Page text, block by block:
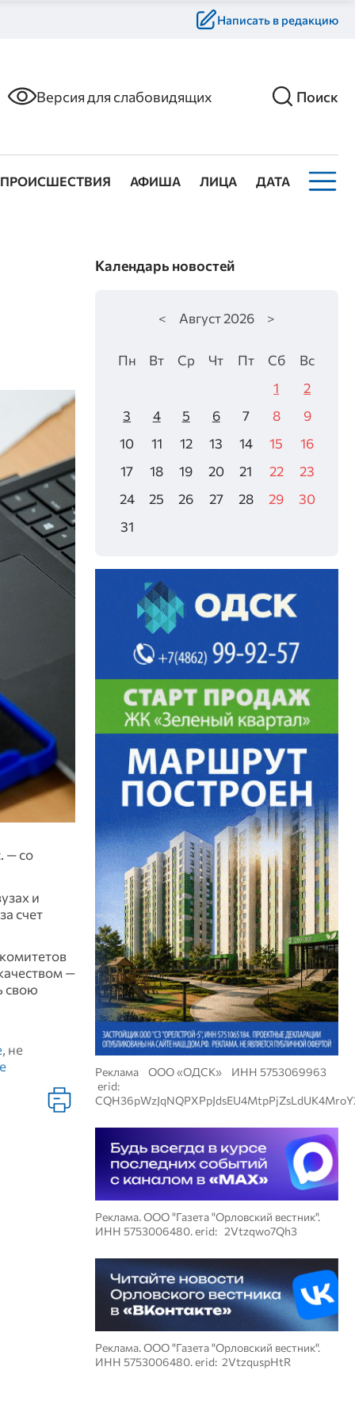
Написать в редакцию
Версия для слабовидящих Поиск
ПРОИСШЕСТВИЯ АФИША ЛИЦА ДАТА
— со
и
счет
—
свою
, не
Календарь новостей
< Август2026 >
Пн Вт Ср Чт Пт Сб
Вс
1
2
3
4 5 6 7 8
9
10
11 12 13 14 15
16
17
18 19 20 21 22
23
24
25 26 27 28 29
30
31
Реклама ООО «ОДСК» ИНН 5753069963
erid:
Реклама. ООО "Газета "Орловский вестник".
ИНН 5753006480. erid: 2Vtzqwo7Qh3
Реклама. ООО "Газета "Орловский вестник".
ИНН 5753006480. erid: 2VtzquspHtR